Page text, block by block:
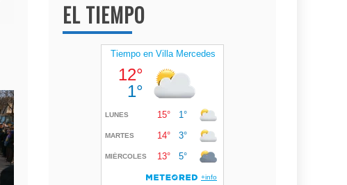
EL TIEMPO